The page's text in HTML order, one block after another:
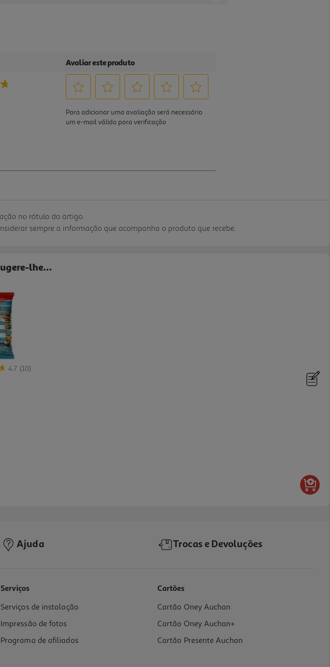
no rótulo do artigo.
sempre a informação que acompanha o produto que recebe.
lhe...
4.7 (10)
Ajuda Trocas e Devoluções
Serviços
Serviços de instalação
Impressão de fotos
Programa de afiliados
Cartões
Cartão Oney Auchan
Cartão Oney Auchan+
Cartão Presente Auchan